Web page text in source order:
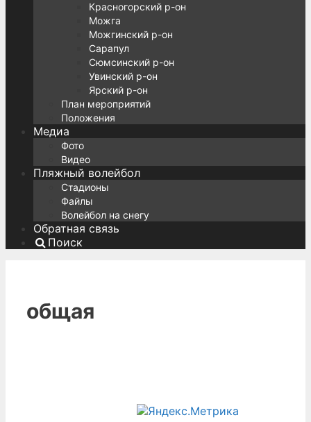
Красногорский р-он
Можга
Можгинский р-он
Сарапул
Сюмсинский р-он
Увинский р-он
Ярский р-он
План мероприятий
Положения
Медиа
Фото
Видео
Пляжный волейбол
Стадионы
Файлы
Волейбол на снегу
Обратная связь
Поиск
общая